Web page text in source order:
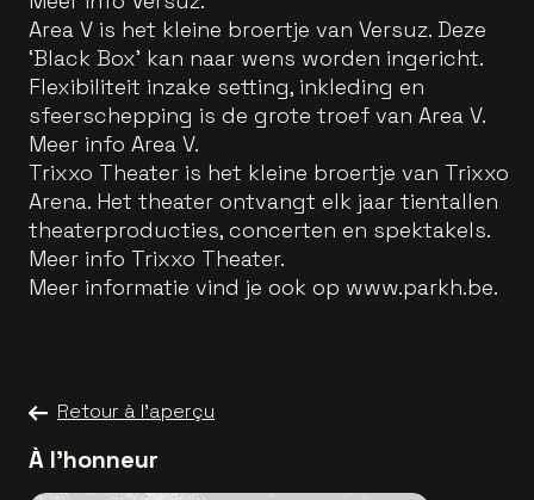
Area V is het kleine broertje van Versuz. Deze
‘Black Box’ kan naar wens worden ingericht.
Flexibiliteit inzake setting, inkleding en
sfeerschepping is de grote troef van Area V.
Meer info Area V.
Trixxo Theater is het kleine broertje van Trixxo
Arena. Het theater ontvangt elk jaar tientallen
theaterproducties, concerten en spektakels.
Meer info Trixxo Theater.
Meer informatie vind je ook op www.parkh.be.
Retour à l'aperçu
À l'honneur